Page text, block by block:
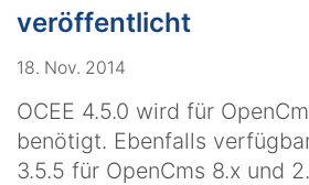
veröffentlicht
18. Nov. 2014
OCEE 4.5.0 wird für
benötigt. Ebenfalls
3.5.5 für OpenCms 8.x und